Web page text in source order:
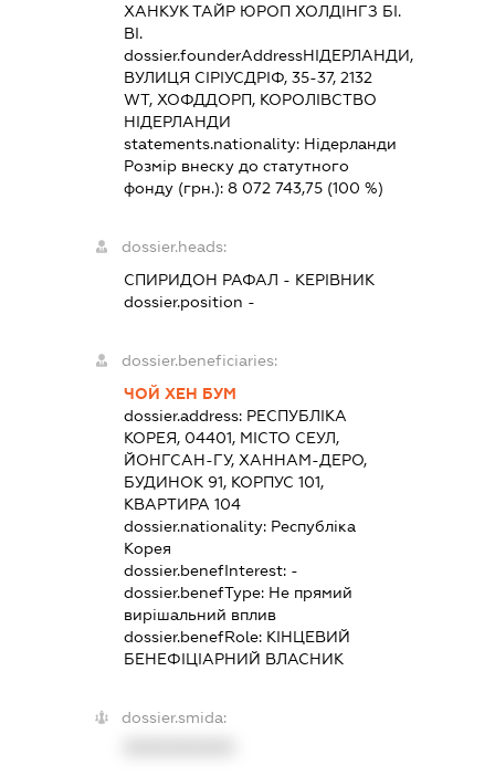
ХАНКУК ТАЙР ЮРОП ХОЛДІНГЗ БІ.
ВІ.
dossier.founderAddressНІДЕРЛАНДИ,
ВУЛИЦЯ СІРІУСДРІФ, 35-37, 2132
WT, ХОФДДОРП, КОРОЛІВСТВО
НІДЕРЛАНДИ
statements.nationality: Нідерланди
Розмір внеску до статутного
фонду (грн.): 8 072 743,75(100 %)
dossier.heads:
СПИРИДОН РАФАЛ - КЕРІВНИК
dossier.position -
dossier.beneficiaries:
ЧОЙ ХЕН БУМ
dossier.address: РЕСПУБЛІКА
КОРЕЯ, 04401, МІСТО СЕУЛ,
ЙОНГСАН-ГУ, ХАННАМ-ДЕРО,
БУДИНОК 91, КОРПУС 101,
КВАРТИРА 104
dossier.nationality: Республіка
Корея
dossier.benefInterest: -
dossier.benefType: Не прямий
вирішальний вплив
dossier.benefRole: КІНЦЕВИЙ
БЕНЕФІЦІАРНИЙ ВЛАСНИК
dossier.smida: